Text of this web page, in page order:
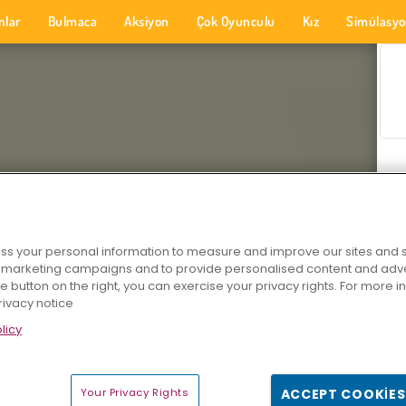
Bulmaca Aksiyon Çok Oyunculu Kız
your personal information to measure and improve our sites and
campaigns and to provide personalised content and
button on the right, you can exercise your privacy rights. For more
notice
Your Privacy Rights ACCEPT COOKIES